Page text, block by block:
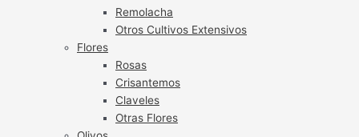
Remolacha
Otros Cultivos Extensivos
Flores
Rosas
Crisantemos
Claveles
Otras Flores